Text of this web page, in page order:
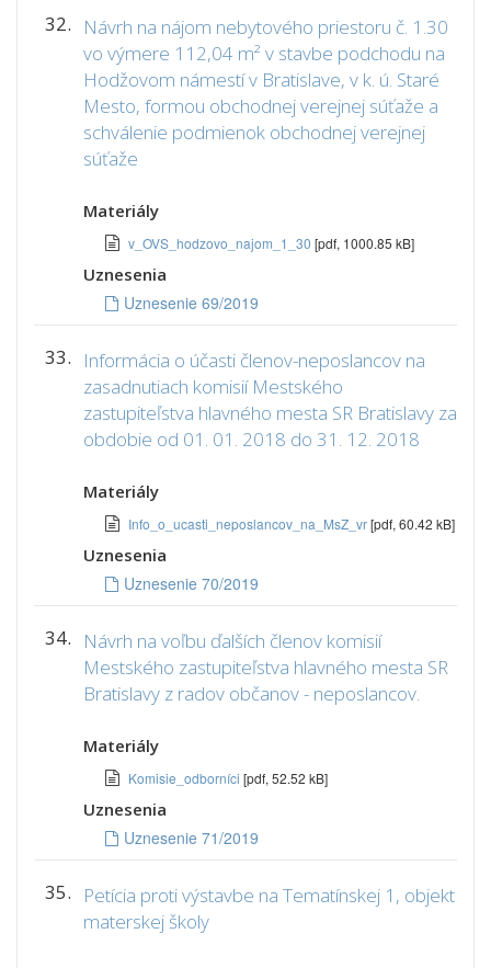
32.
Návrh na nájom nebytového priestoru č. 1.30
vo výmere 112,04 m² v stavbe podchodu na
Hodžovom námestí v Bratislave, v k. ú. Staré
Mesto, formou obchodnej verejnej súťaže a
schválenie podmienok obchodnej verejnej
súťaže
Materiály
v_OVS_hodzovo_najom_1_30 [pdf, 1000.85 kB]
Uznesenia
Uznesenie 69/2019
33.
Informácia o účasti členov-neposlancov na
zasadnutiach komisií Mestského
zastupiteľstva hlavného mesta SR Bratislavy za
obdobie od 01. 01. 2018 do 31. 12. 2018
Materiály
Info_o_ucasti_neposlancov_na_MsZ_vr[pdf, 60.42 kB]
Uznesenia
Uznesenie 70/2019
34.
Návrh na voľbu ďalších členov komisií
Mestského zastupiteľstva hlavného mesta SR
Bratislavy z radov občanov - neposlancov.
Materiály
Komisie_odborníci [pdf, 52.52 kB]
Uznesenia
Uznesenie 71/2019
35.
Petícia proti výstavbe na Tematínskej 1, objekt
materskej školy